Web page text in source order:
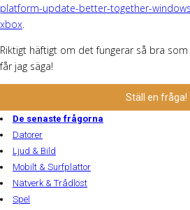
platform-update-better-together-
xbox
Riktigt häftigt om det fungerar så bra
får jag säga!
Ställ en fråga!
De senaste frågorna
Datorer
Ljud & Bild
Mobilt & Surfplattor
Nätverk & Trådlöst
Spel